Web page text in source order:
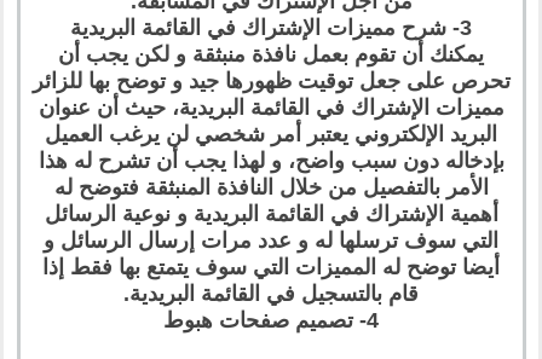
3- شرح مميزات الإشتراك في القائمة البريدية
يمكنك أن تقوم بعمل نافذة منبثقة و لكن يجب أن
تحرص على جعل توقيت ظهورها جيد و توضح بها للزائر
مميزات الإشتراك في القائمة البريدية، حيث أن عنوان
البريد الإلكتروني يعتبر أمر شخصي لن يرغب العميل
بإدخاله دون سبب واضح، و لهذا يجب أن تشرح له هذا
الأمر بالتفصيل من خلال النافذة المنبثقة فتوضح له
أهمية الإشتراك في القائمة البريدية و نوعية الرسائل
التي سوف ترسلها له و عدد مرات إرسال الرسائل و
أيضا توضح له المميزات التي سوف يتمتع بها فقط إذا
قام بالتسجيل في القائمة البريدية.
4- تصميم صفحات هبوط